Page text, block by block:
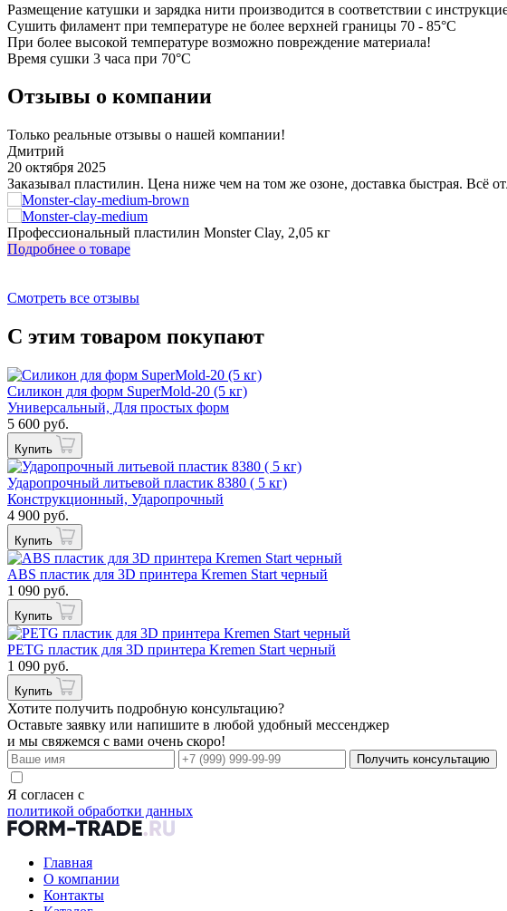
Размещение катушки и зарядка нити производится в соответствии с
Сушить филамент при температуре не более верхней границы 70 - 85°С
При более высокой температуре возможно повреждение материала!
Время сушки 3 часа при 70°C
Отзывы о компании
Только реальные отзывы о нашей компании!
Дмитрий
20 октября 2025
Заказывал пластилин. Цена ниже чем на том же озоне, доставка быстрая. Всё
Профессиональный пластилин Monster Clay, 2,05 кг
Подробнее о товаре
Смотреть все отзывы
С этим товаром покупают
Силикон для форм SuperMold-20 (5 кг)
Универсальный, Для простых форм
5 600 руб.
Купить
Ударопрочный литьевой пластик 8380 ( 5 кг)
Конструкционный, Ударопрочный
4 900 руб.
Купить
ABS пластик для 3D принтера Kremen Start черный
1 090 руб.
Купить
PETG пластик для 3D принтера Kremen Start черный
1 090 руб.
Купить
Хотите получить подробную консультацию?
Оставьте заявку или напишите в любой удобный мессенджер
и мы свяжемся с вами очень скоро!
Получить консультацию
Я согласен с
политикой обработки данных
Главная
О компании
Контакты